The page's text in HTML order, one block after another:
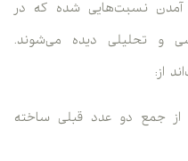
آمدن نسبت‌هایی شده که در
و تحلیلی دیده می‌شوند.
از:
از جمع دو عدد قبلی ساخته